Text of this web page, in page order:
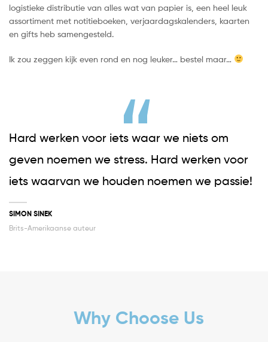
logistieke distributie van alles wat van papier is, een heel leuk
assortiment met notitieboeken, verjaardagskalenders, kaarten
en gifts heb samengesteld.
Ik zou zeggen kijk even rond en nog leuker… bestel maar…
Hard werken voor iets waar we niets om
geven noemen we stress. Hard werken voor
iets waarvan we houden noemen we passie!
SIMON SINEK
Brits-Amerikaanse auteur
Why Choose Us